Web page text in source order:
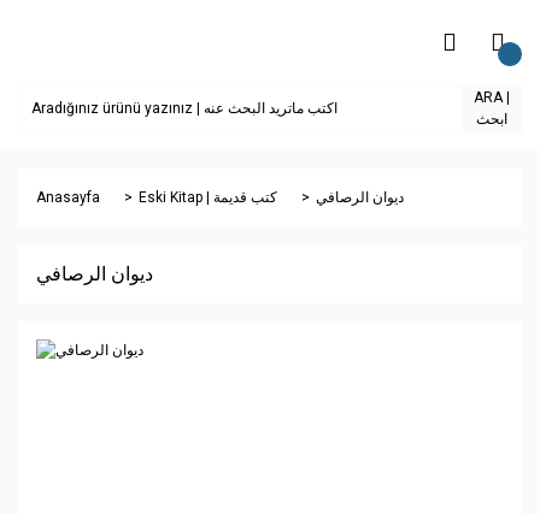
ARA |
ابحث
Anasayfa Eski Kitap | كتب قديمة ديوان الرصافي
ديوان الرصافي